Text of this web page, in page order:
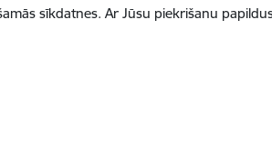
sīkdatnes. Ar Jūsu piekrišanu